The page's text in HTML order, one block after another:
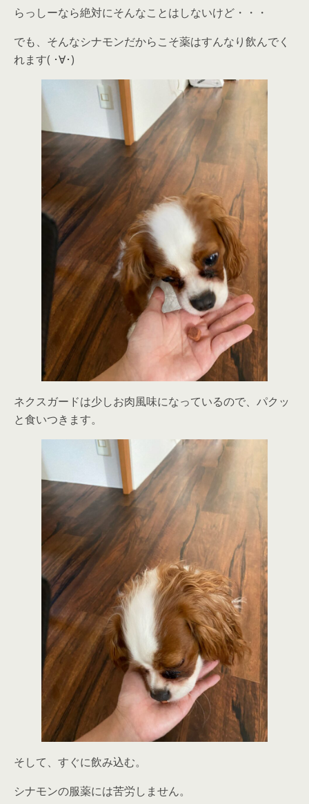
らっしーなら絶対にそんなことはしないけど・・・
でも、そんなシナモンだからこそ薬はすんなり飲んでく
れます( ･∀･)
ネクスガードは少しお肉風味になっているので、パクッ
と食いつきます。
そして、すぐに飲み込む。
シナモンの服薬には苦労しません。